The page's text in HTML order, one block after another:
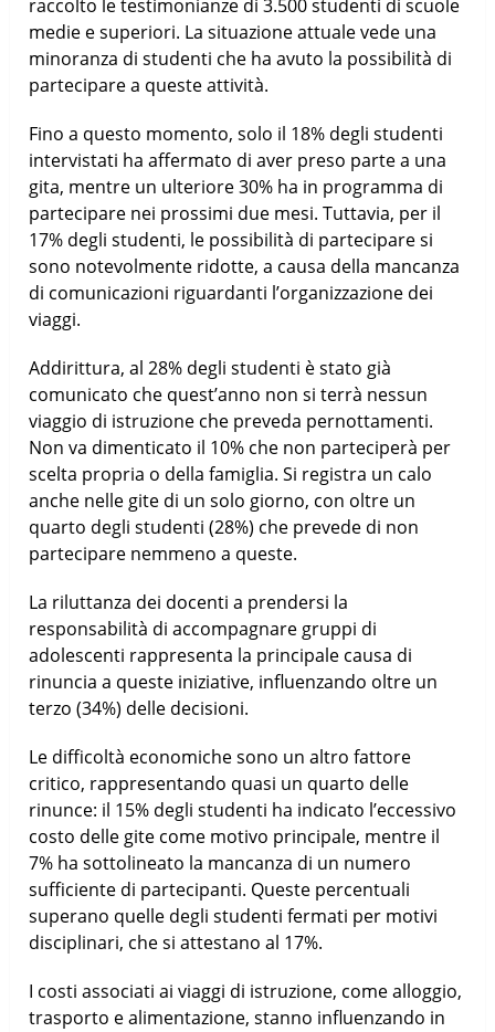
raccolto le testimonianze di 3.500 studenti di scuole
medie e superiori. La situazione attuale vede una
minoranza di studenti che ha avuto la possibilità di
partecipare a queste attività.
Fino a questo momento, solo il 18% degli studenti
intervistati ha affermato di aver preso parte a una
gita, mentre un ulteriore 30% ha in programma di
partecipare nei prossimi due mesi. Tuttavia, per il
17% degli studenti, le possibilità di partecipare si
sono notevolmente ridotte, a causa della mancanza
di comunicazioni riguardanti l’organizzazione dei
viaggi.
Addirittura, al 28% degli studenti è stato già
comunicato che quest’anno non si terrà nessun
viaggio di istruzione che preveda pernottamenti.
Non va dimenticato il 10% che non parteciperà per
scelta propria o della famiglia. Si registra un calo
anche nelle gite di un solo giorno, con oltre un
quarto degli studenti (28%) che prevede di non
partecipare nemmeno a queste.
La riluttanza dei docenti a prendersi la
responsabilità di accompagnare gruppi di
adolescenti rappresenta la principale causa di
rinuncia a queste iniziative, influenzando oltre un
terzo (34%) delle decisioni.
Le difficoltà economiche sono un altro fattore
critico, rappresentando quasi un quarto delle
rinunce: il 15% degli studenti ha indicato l’eccessivo
costo delle gite come motivo principale, mentre il
7% ha sottolineato la mancanza di un numero
sufficiente di partecipanti. Queste percentuali
superano quelle degli studenti fermati per motivi
disciplinari, che si attestano al 17%.
I costi associati ai viaggi di istruzione, come alloggio,
trasporto e alimentazione, stanno influenzando in